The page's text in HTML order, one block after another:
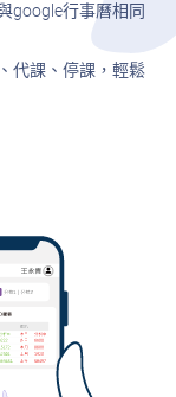
google行事曆相同
代課、停課，輕鬆